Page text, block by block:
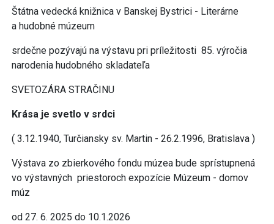
Štátna vedecká knižnica v Banskej Bystrici - Literárne
a hudobné múzeum
srdečne pozývajú na výstavu pri príležitosti 85. výročia
narodenia hudobného skladateľa
SVETOZÁRA STRAČINU
Krása je svetlo v srdci
( 3.12.1940, Turčiansky sv. Martin - 26.2.1996, Bratislava )
Výstava zo zbierkového fondu múzea bude sprístupnená
vo výstavných priestoroch expozície Múzeum - domov
múz
od 27. 6. 2025 do 10.1.2026